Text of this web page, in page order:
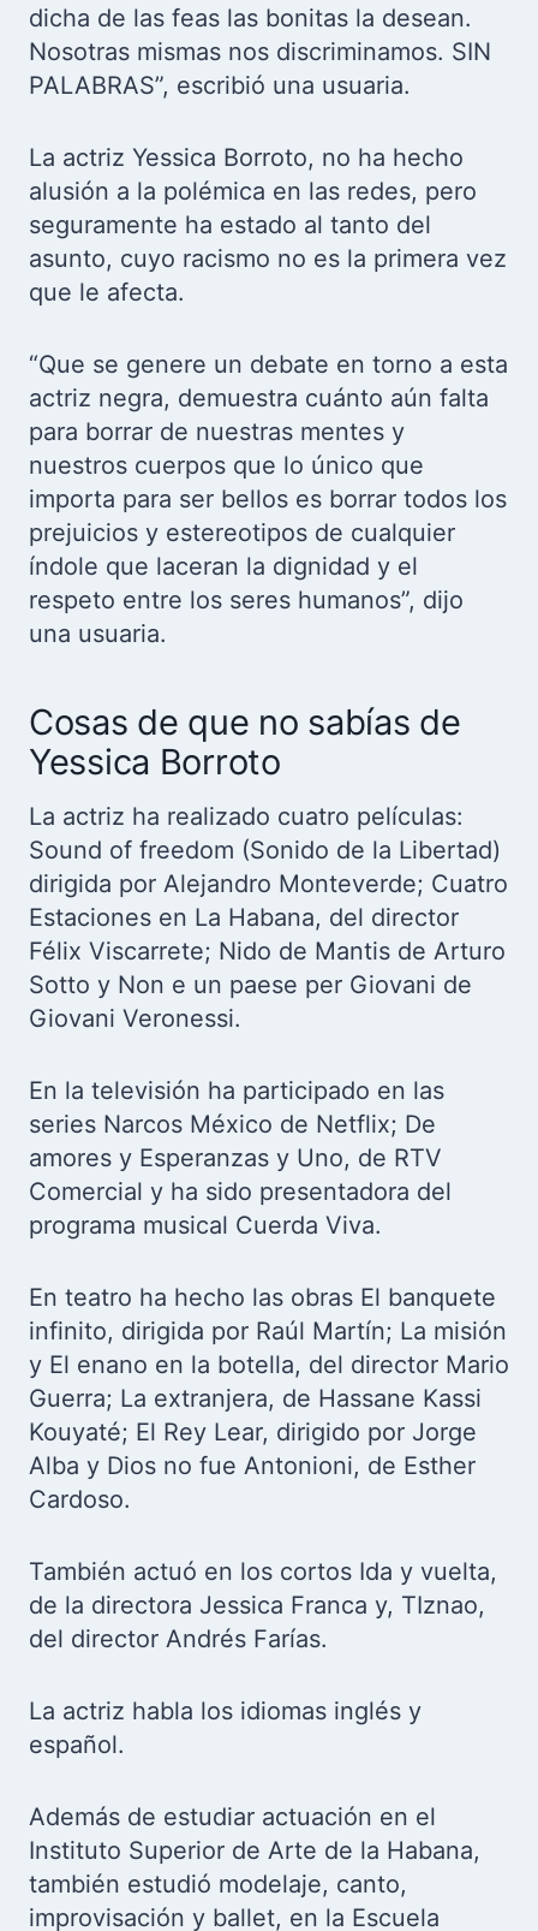
dicha de las feas las bonitas la desean.
Nosotras mismas nos discriminamos. SIN
PALABRAS”, escribió una usuaria.
La actriz Yessica Borroto, no ha hecho
alusión a la polémica en las redes, pero
seguramente ha estado al tanto del
asunto, cuyo racismo no es la primera vez
que le afecta.
“Que se genere un debate en torno a esta
actriz negra, demuestra cuánto aún falta
para borrar de nuestras mentes y
nuestros cuerpos que lo único que
importa para ser bellos es borrar todos los
prejuicios y estereotipos de cualquier
índole que laceran la dignidad y el
respeto entre los seres humanos”, dijo
una usuaria.
Cosas de que no sabías de
Yessica Borroto
La actriz ha realizado cuatro películas:
Sound of freedom (Sonido de la Libertad)
dirigida por Alejandro Monteverde; Cuatro
Estaciones en La Habana, del director
Félix Viscarrete; Nido de Mantis de Arturo
Sotto y Non e un paese per Giovani de
Giovani Veronessi.
En la televisión ha participado en las
series Narcos México de Netflix; De
amores y Esperanzas y Uno, de RTV
Comercial y ha sido presentadora del
programa musical Cuerda Viva.
En teatro ha hecho las obras El banquete
infinito, dirigida por Raúl Martín; La misión
y El enano en la botella, del director Mario
Guerra; La extranjera, de Hassane Kassi
Kouyaté; El Rey Lear, dirigido por Jorge
Alba y Dios no fue Antonioni, de Esther
Cardoso.
También actuó en los cortos Ida y vuelta,
de la directora Jessica Franca y, TIznao,
del director Andrés Farías.
La actriz habla los idiomas inglés y
español.
Además de estudiar actuación en el
Instituto Superior de Arte de la Habana,
también estudió modelaje, canto,
improvisación y ballet, en la Escuela